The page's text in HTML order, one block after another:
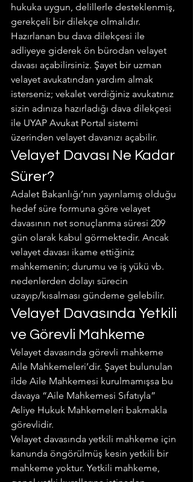
hukuka uygun, delillerle desteklenmiş,
gerekçeli bir dilekçe olmalıdır.
Hazırlanan bu dava dilekçesi ile
adliyeye giderek ön bürodan velayet
davası açabilirsiniz. Şayet bir uzman
velayet avukatından yardım almak
isterseniz; vekalet verdiğiniz avukatınız
sizin adınıza hazırladığı dava dilekçesi
ile UYAP Avukat Portal sistemi
üzerinden velayet davanızı açabilir.
Velayet Davası Ne Kadar
Sürer?
Adalet Bakanlığı’nın yayınlamış olduğu
hedef süre formuna göre velayet
davasının net sonuçlanma süresi 209
gün olarak kabul görmektedir. Ancak
velayet davası ikame ettiğiniz
mahkemenin; durumu ve iş yükü vb.
nedenlerden dolayı sürecin
uzayıp/kısalması gündeme gelebilir.
Velayet Davasında Yetkili
ve Görevli Mahkeme
Velayet davasında görevli mahkeme
Aile Mahkemeleri’dir. Şayet bulunulan
ilde Aile Mahkemesi kurulmamışsa bu
davaya “Aile Mahkemesi Sıfatıyla”
Asliye Hukuk Mahkemeleri bakmakla
görevlidir.
Velayet davasında yetkili mahkeme için
kanunda öngörülmüş kesin yetkili bir
mahkeme yoktur. Yetkili mahkeme,